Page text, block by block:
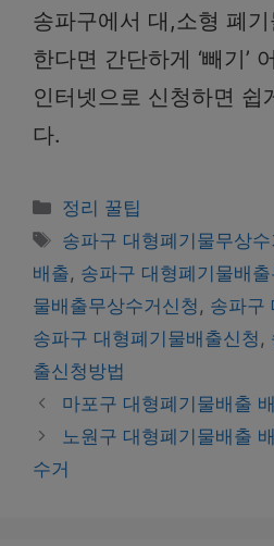
송파구에서 대,소형 폐
한다면 간단하게 ‘빼기’
인터넷으로 신청하면 쉽
다.
Categories
정리 꿀팁
Tags
송파구 대형폐기물무상수
배출, 송파구 대형폐기물배
물배출무상수거신청 , 송파구
송파구 대형폐기물배출신청 ,
출신청방법
마포구 대형폐기물배출
노원구 대형폐기물배출
수거